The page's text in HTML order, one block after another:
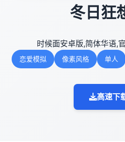
冬日狂
时候面安卓版,简体华语,
恋爱模拟 像素风格 单人
高速下